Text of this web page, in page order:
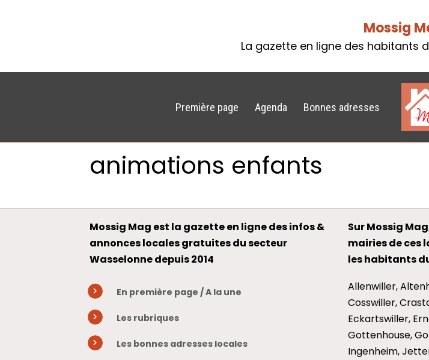
Mossig
La gazette en ligne des habitants
Première page Agenda Bonnes adresses
animations enfants
Mossig Mag est la gazette en ligne des infos &
annonces locales gratuites du secteur
Wasselonne depuis 2014
En première page / A la une
Les rubriques
Les bonnes adresses locales
Sur Mossig
mairies de ces
les habitants
Allenwiller,
Cosswiller,
Eckartswiller,
Gottenhouse,
Ingenheim,